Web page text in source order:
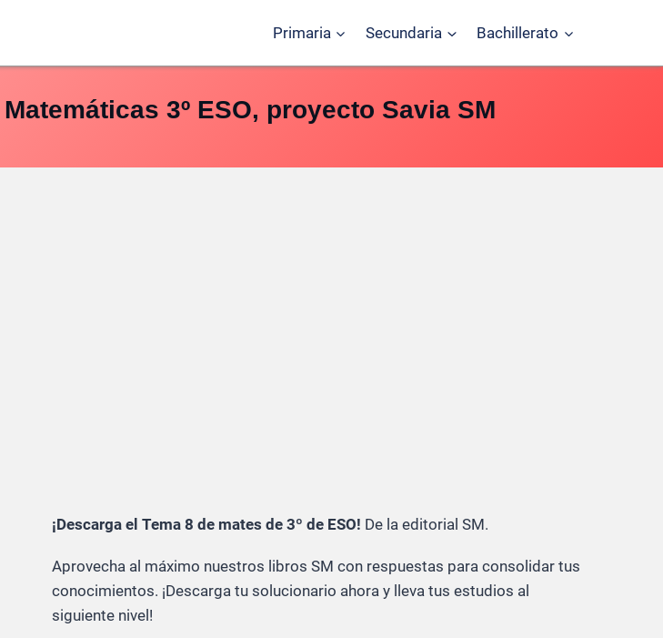
Primaria Secundaria Bachillerato
3º ESO, proyecto Savia SM
¡Descarga el Tema 8 de mates de 3º de ESO! De la editorial SM.
Aprovecha al máximo nuestros libros SM con respuestas para consolidar tus
conocimientos. ¡Descarga tu solucionario ahora y lleva tus estudios al
siguiente nivel!